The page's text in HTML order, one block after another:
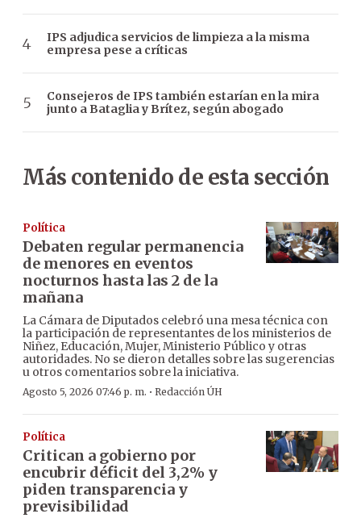
IPS adjudica servicios de limpieza a la misma
empresa pese a críticas
Consejeros de IPS también estarían en la mira
junto a Bataglia y Brítez, según abogado
Más contenido de esta sección
Política
Debaten regular permanencia
de menores en eventos
nocturnos hasta las 2 de la
mañana
La Cámara de Diputados celebró una mesa técnica con
la participación de representantes de los ministerios de
Niñez, Educación, Mujer, Ministerio Público y otras
autoridades. No se dieron detalles sobre las sugerencias
u otros comentarios sobre la iniciativa.
Agosto 5, 2026 07:46 p. m. · Redacción ÚH
Política
Critican a gobierno por
encubrir déficit del 3,2% y
piden transparencia y
previsibilidad